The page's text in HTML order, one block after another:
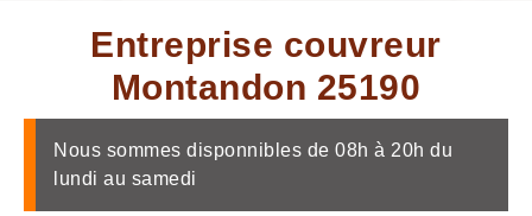
Entreprise couvreur
Montandon 25190
Nous sommes disponnibles de 08h à 20h du
lundi au samedi